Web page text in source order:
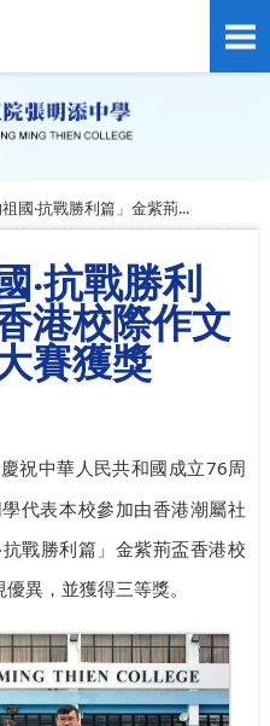
祖國‧抗戰勝利篇」金紫荊...
‧抗戰勝利
港校際作文
賽獲獎
慶祝中華人民共和國成立76周
代表本校參加由香港潮屬社
戰勝利篇」金紫荊盃香港校
異，並獲得三等獎。